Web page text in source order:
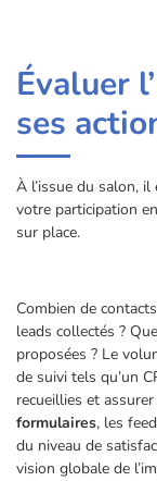
Évaluer
ses
À l’issue du salon, il
votre participation
sur place.
Combien de
leads collectés ?
proposées ? Le
de suivi tels qu’un
recueillies et
formulaires, les
du niveau de
vision globale de